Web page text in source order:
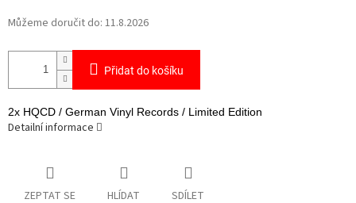
Můžeme doručit do: 11.8.2026
Přidat do košíku
2x HQCD / German Vinyl Records / Limited Edition
Detailní informace
ZEPTAT SE HLÍDAT SDÍLET